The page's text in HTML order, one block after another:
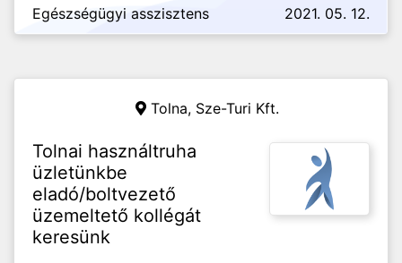
Egészségügyi asszisztens 2021. 05. 12.
Tolna, Sze-Turi Kft.
Tolnai használtruha
üzletünkbe
eladó/boltvezető
üzemeltető kollégát
keresünk